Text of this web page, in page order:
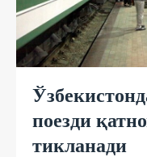
поезди
тикланади